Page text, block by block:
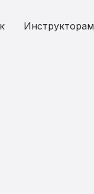
Инструкторам